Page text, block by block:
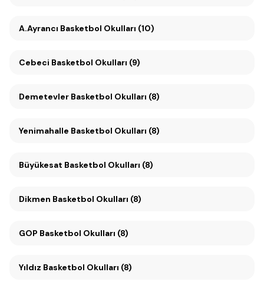
A.Ayrancı Basketbol Okulları (10)
Cebeci Basketbol Okulları (9)
Demetevler Basketbol Okulları (8)
Yenimahalle Basketbol Okulları (8)
Büyükesat Basketbol Okulları (8)
Dikmen Basketbol Okulları (8)
GOP Basketbol Okulları (8)
Yıldız Basketbol Okulları (8)